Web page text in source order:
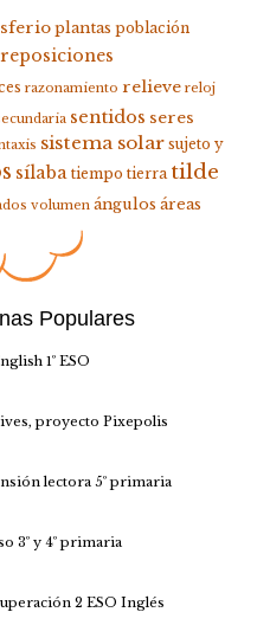
plantas población
razonamiento relieve reloj
sentidos seres
sistema solar sujeto y
sílaba tiempo tierra tilde
volumen ángulos áreas
Populares
1º ESO
proyecto Pixepolis
lectora 5º primaria
3º y 4º primaria
2 ESO Inglés